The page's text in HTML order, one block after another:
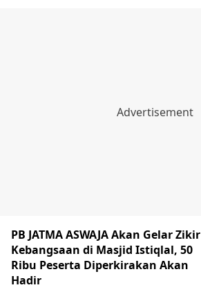
PB JATMA ASWAJA Akan Gelar Zikir
Kebangsaan di Masjid Istiqlal, 50
Ribu Peserta Diperkirakan Akan
Hadir